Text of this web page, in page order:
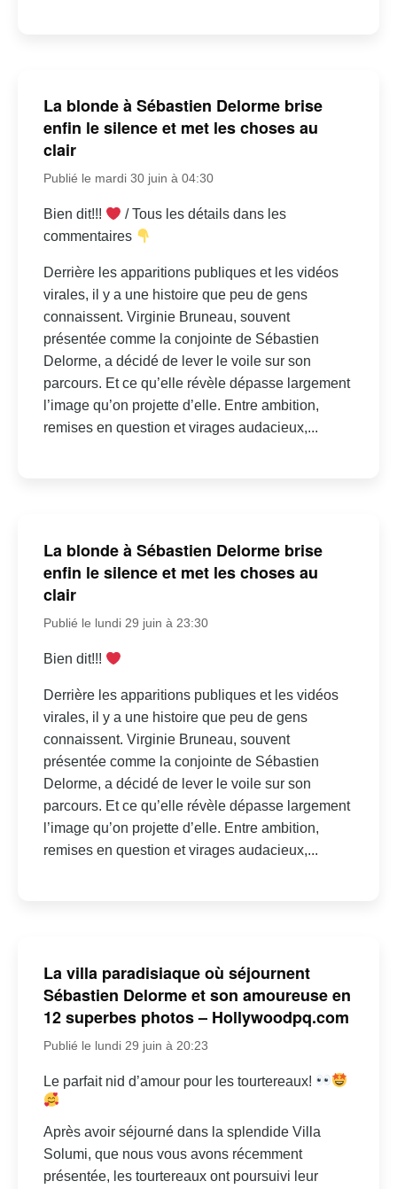
La blonde à Sébastien Delorme brise
enfin le silence et met les choses au
clair
Publié le mardi 30 juin à 04:30
Bien dit!!!
/ Tous les détails dans les
commentaires
Derrière les apparitions publiques et les vidéos
virales, il y a une histoire que peu de gens
connaissent. Virginie Bruneau, souvent
présentée comme la conjointe de Sébastien
Delorme, a décidé de lever le voile sur son
parcours. Et ce qu’elle révèle dépasse largement
l’image qu’on projette d’elle. Entre ambition,
remises en question et virages audacieux,...
La blonde à Sébastien Delorme brise
enfin le silence et met les choses au
clair
Publié le lundi 29 juin à 23:30
Bien dit!!!
Derrière les apparitions publiques et les vidéos
virales, il y a une histoire que peu de gens
connaissent. Virginie Bruneau, souvent
présentée comme la conjointe de Sébastien
Delorme, a décidé de lever le voile sur son
parcours. Et ce qu’elle révèle dépasse largement
l’image qu’on projette d’elle. Entre ambition,
remises en question et virages audacieux,...
La villa paradisiaque où séjournent
Sébastien Delorme et son amoureuse en
12 superbes photos – Hollywoodpq.com
Publié le lundi 29 juin à 20:23
Le parfait nid d’amour pour les tourtereaux!
Après avoir séjourné dans la splendide Villa
Solumi, que nous vous avons récemment
présentée, les tourtereaux ont poursuivi leur